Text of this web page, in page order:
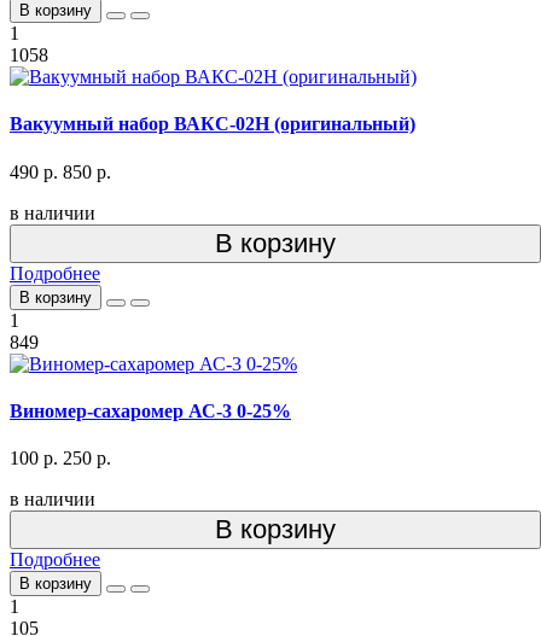
В корзину
1
1058
Вакуумный набор ВАКС-02Н (оригинальный)
490 р. 850 р.
в наличии
В корзину
Подробнее
В корзину
1
849
Виномер-сахаромер АС-3 0-25%
100 р. 250 р.
в наличии
В корзину
Подробнее
В корзину
1
105